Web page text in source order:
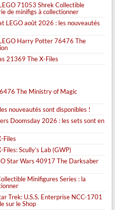
71053 Shrek Collectible
de minifigs à collectionner
LEGO août 2026 : les nouveautés
Harry Potter 76476 The
21369 The X-Files
The Ministry of Magic
nouveautés sont disponibles !
Doomsday 2026 : les sets sont en
Files
Scully’s Lab (GWP)
Star Wars 40917 The Darksaber
Minifigures Series : la
Trek: U.S.S. Enterprise NCC-1701
sur le Shop